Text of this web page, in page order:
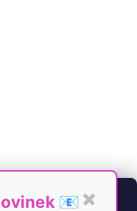
funkcí
📧 ✖